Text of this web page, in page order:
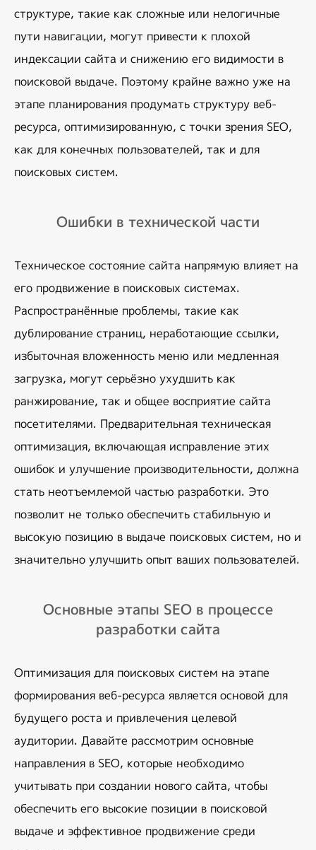
структуре, такие как сложные или нелогичные
пути навигации, могут привести к плохой
индексации сайта и снижению его видимости в
поисковой выдаче. Поэтому крайне важно уже на
этапе планирования продумать структуру веб-
ресурса, оптимизированную, с точки зрения SEO,
как для конечных пользователей, так и для
поисковых систем.
Ошибки в технической части
Техническое состояние сайта напрямую влияет на
его продвижение в поисковых системах.
Распространённые проблемы, такие как
дублирование страниц, неработающие ссылки,
избыточная вложенность меню или медленная
загрузка, могут серьёзно ухудшить как
ранжирование, так и общее восприятие сайта
посетителями. Предварительная техническая
оптимизация, включающая исправление этих
ошибок и улучшение производительности, должна
стать неотъемлемой частью разработки. Это
позволит не только обеспечить стабильную и
высокую позицию в выдаче поисковых систем, но и
значительно улучшить опыт ваших пользователей.
Основные этапы SEO в процессе
разработки сайта
Оптимизация для поисковых систем на этапе
формирования веб-ресурса является основой для
будущего роста и привлечения целевой
аудитории. Давайте рассмотрим основные
направления в SEO, которые необходимо
учитывать при создании нового сайта, чтобы
обеспечить его высокие позиции в поисковой
выдаче и эффективное продвижение среди